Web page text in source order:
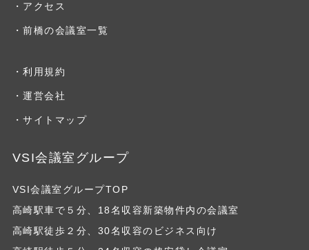
・アクセス
・前橋の会議室一覧
・利用規約
・運営会社
・サイトマップ
VSI会議室グループ
VSI会議室グループTOP
高崎駅車で５分、18名収容新築物件内の会議室
高崎駅徒歩２分、30名収容のビジネス向け